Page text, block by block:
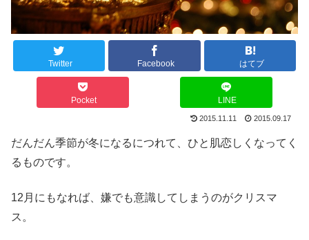
Twitter Facebook はてブ
Pocket LINE
2015.11.11 2015.09.17
だんだん季節が冬になるにつれて、ひと肌恋しくなってく
るものです。
12月にもなれば、嫌でも意識してしまうのがクリスマ
ス。